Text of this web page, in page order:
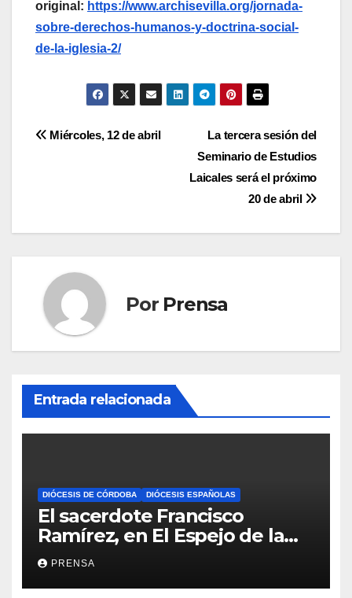
original: https://www.archisevilla.org/jornada-
sobre-derechos-humanos-y-doctrina-social-
de-la-iglesia-2/
Navegación
La tercera sesión del
Seminario de Estudios
Laicales será el próximo
20 de abril
Miércoles, 12 de abril
Por Prensa
Entrada relacionada
DIÓCESIS DE CÓRDOBA DIÓCESIS ESPAÑOLAS
El sacerdote Francisco
Ramírez, en El Espejo de la
Iglesia
PRENSA